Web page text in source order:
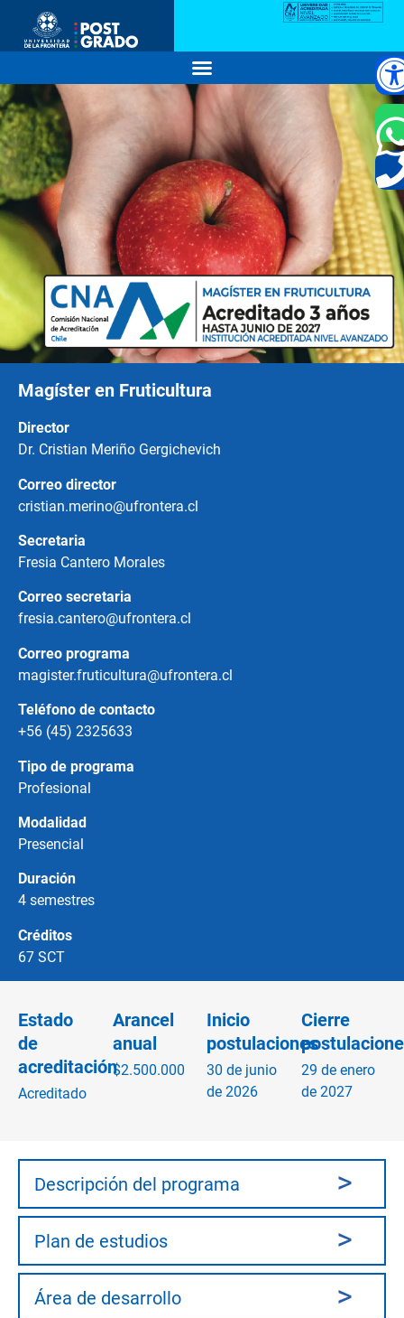
Magíster en Fruticultura
Director
Dr. Cristian Meriño Gergichevich
Correo director
cristian.merino@ufrontera.cl
Secretaria
Fresia Cantero Morales
Correo secretaria
fresia.cantero@ufrontera.cl
Correo programa
magister.fruticultura@ufrontera.cl
Teléfono de contacto
+56 (45) 2325633
Tipo de programa
Profesional
Modalidad
Presencial
Duración
4 semestres
Créditos
67 SCT
Estado
de
acreditación
Acreditado
Arancel
anual
$2.500.000
Inicio
postulaciones
30 de junio
de 2026
Cierre
29 de enero
de 2027
Descripción del programa
Plan de estudios
Área de desarrollo